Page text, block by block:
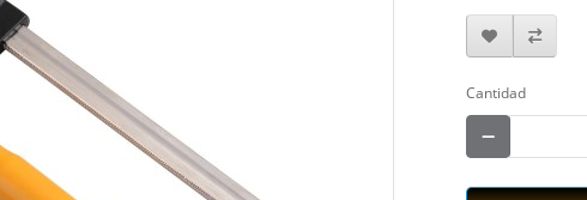
Cantidad